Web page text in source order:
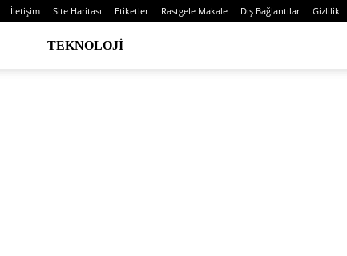
İletişim Site Haritası Etiketler Rastgele Makale Dış Bağlantılar Gizlilik
TEKNOLOJI